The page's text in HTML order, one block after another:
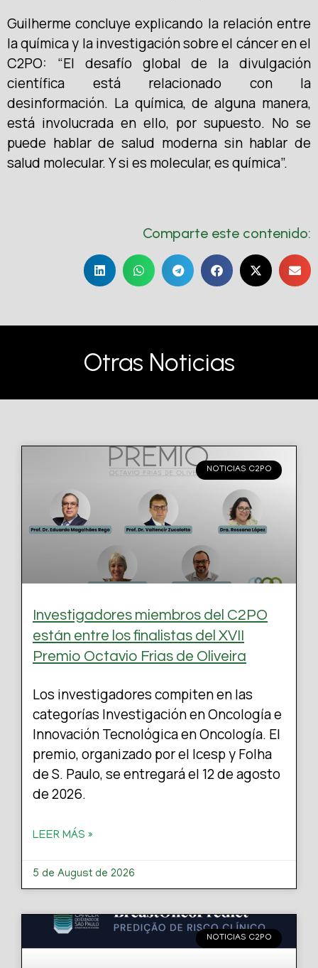
Guilherme concluye explicando la relación entre
la química y la investigación sobre el cáncer en el
C2PO: “El desafío global de la divulgación
científica está relacionado con la
desinformación. La química, de alguna manera,
está involucrada en ello, por supuesto. No se
puede hablar de salud moderna sin hablar de
salud molecular. Y si es molecular, es química”.
Comparte este contenido:
Otras Noticias
NOTICIAS C2PO
Investigadores miembros del C2PO
están entre los finalistas del XVII
Premio Octavio Frias de Oliveira
Los investigadores compiten en las
categorías Investigación en Oncología e
Innovación Tecnológica en Oncología. El
premio, organizado por el Icesp y Folha
de S. Paulo, se entregará el 12 de agosto
de 2026.
LEER MÁS »
5 de August de 2026
NOTICIAS C2PO